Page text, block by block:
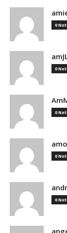
0
0
0
0
0